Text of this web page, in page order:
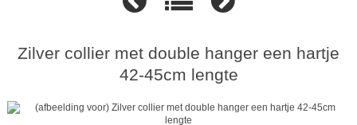
Zilver collier met double hanger een hartje
42-45cm lengte